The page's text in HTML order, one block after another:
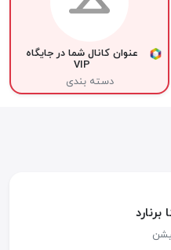
عنوان کانال شما در جایگاه
VIP
دسته بندی
برنارد